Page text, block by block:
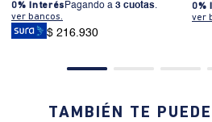
0% Interés Pagando a 3 cuotas.
ver bancos.
$ 216.930
0%
ver
TAMBIÉN TE